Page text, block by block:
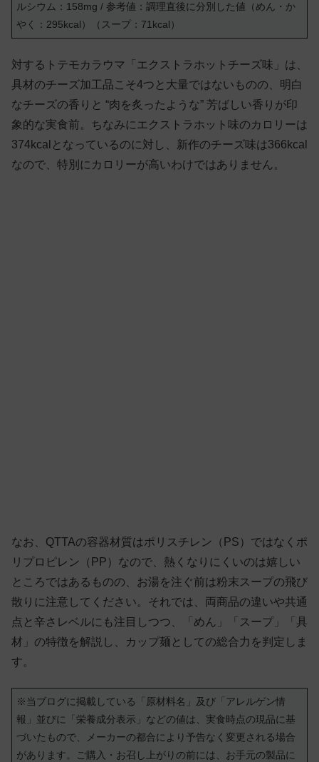
ルシウム：158mg / 参考値：調理直後に分別した値（めん・か
やく：295kcal）（スープ：71kcal）
対するトテモカラウマ「エクストラホットチーズ味」は、
具材のチーズ加工品こそ4つと大量ではないものの、明白
なチーズの香りと “肉を炙ったような” 芳ばしい香りが印
象的な実食前。ちなみにエクストラホット味のカロリーは
374kcalとなっているのに対し、新作のチーズ味は366kcal
なので、特別にカロリーが高いわけではありません。
なお、QTTAの容器材質はポリスチレン（PS）ではなくポ
リプロピレン（PP）なので、熱くなりにくいのは嬉しい
ところではあるものの、お湯を注ぐ前は粉末スープの飛び
散りに注意してください。それでは、両商品の違いや共通
点と辛さレベルにも注目しつつ、「めん」「スープ」「具
材」の特徴を解説し、カップ麺としての総合力を判定しま
す。
※当ブログに掲載している「原材料名」及び「アレルゲン情
報」並びに「栄養成分表示」などの値は、実食時点の現品に基
づいたもので、メーカーの都合により予告なく変更される場合
があります。ご購入・お召し上がりの前には、お手元の製品に